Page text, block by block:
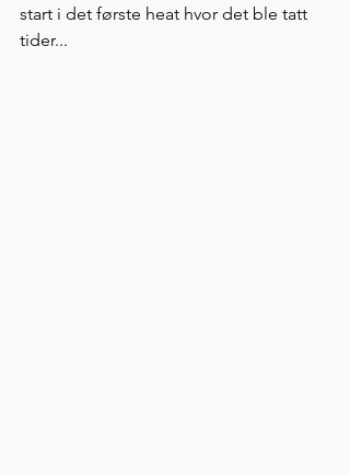
start i det første heat hvor det ble tatt
tider...